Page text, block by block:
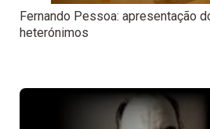
Fernando Pessoa: apresentação
heterónimos